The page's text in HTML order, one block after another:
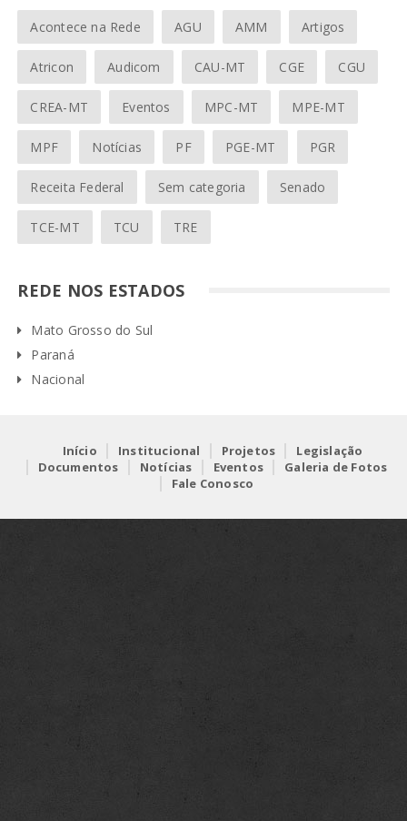
Acontece na Rede AGU AMM Artigos
Atricon Audicom CAU-MT CGE CGU
CREA-MT Eventos MPC-MT MPE-MT
MPF Notícias PF PGE-MT PGR
Receita Federal Sem categoria Senado
TCE-MT TCU TRE
REDE NOS ESTADOS
Mato Grosso do Sul
Paraná
Nacional
Início Institucional Projetos
Legislação
Documentos
Notícias Eventos
Galeria de Fotos
Fale Conosco